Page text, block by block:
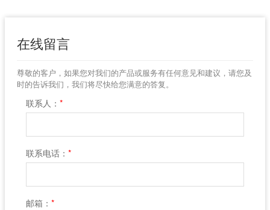
在线留言
尊敬的客户，如果您对我们的产品或服务有任何意见和建议，请您及
时的告诉我们，我们将尽快给您满意的答复。
联系人： *
联系电话： *
邮箱： *